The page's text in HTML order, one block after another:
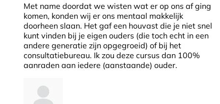
Met name doordat we wisten wat er op ons af ging
komen, konden wij er ons mentaal makkelijk
doorheen slaan. Het gaf een houvast die je niet snel
kunt vinden bij je eigen ouders (die toch echt in een
andere generatie zijn opgegroeid) of bij het
consultatiebureau. Ik zou deze cursus dan 100%
aanraden aan iedere (aanstaande) ouder.